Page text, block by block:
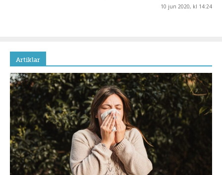
10 jun 2020, kl 14:24
Artiklar